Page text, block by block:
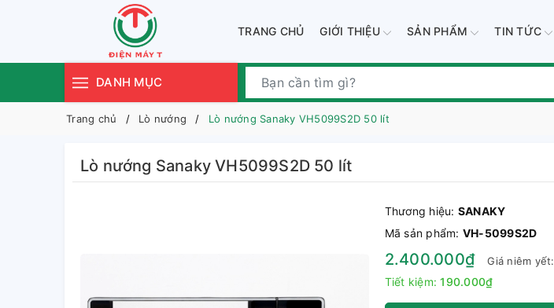
TRANG CHỦ GIỚI THIỆU SẢN PHẨM TIN TỨC
DANH MỤC
Trang chủ Lò nướng Lò nướng Sanaky VH5099S2D 50 lít
Lò nướng Sanaky VH5099S2D 50 lít
Thương hiệu: SANAKY
Mã sản phẩm: VH-5099S2D
2.400.000₫ Giá niêm yết:
Tiết kiệm:190.000₫